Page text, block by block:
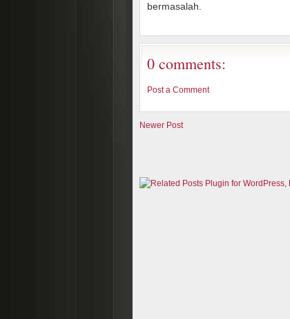
bermasalah.
0 comments:
Post a Comment
Newer Post